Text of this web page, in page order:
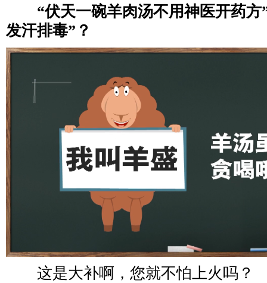
“伏天一碗羊肉汤不用神医开药
发汗排毒”？
这是大补啊，您就不怕上火吗？